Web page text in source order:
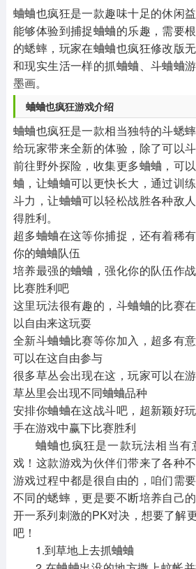
蛐蛐也疯狂是一款趣味十足的休闲
能够体验到捕捉蛐蛐的乐趣，需要
的蟋蟀，玩家在蛐蛐也疯狂修改版
和现实生活一样的抓蛐蛐、斗蛐蛐
墨画。
蛐蛐也疯狂游戏介绍
蛐蛐也疯狂是一款相当独特的斗蟋
给玩家带来全新的体验，除了可以
前往野外探险，收集更多蛐蛐，可
蛐，让蛐蛐可以更快长大，通过训
斗力，让蛐蛐可以轻松战胜各种敌
得胜利。
超多蛐蛐在这等你捕捉，还有着稀
你的蛐蛐队伍
培养最强的蛐蛐，强化你的队伍作
比赛胜利吧
这里玩法很有趣的，斗蛐蛐的比赛
以自由来这玩耍
全新斗蛐蛐比赛等你加入，超多有
可以在这自由参与
很多草丛会出现在这，玩家可以在
草丛里会出现不同蛐蛐品种
安排你蛐蛐在这战斗吧，超新颖好
手在游戏中赢下比赛胜利
蛐蛐也疯狂是一款玩法相当
戏！这款游戏为伙伴们带来了各种
游戏过程中都是很自由的，咱们需
不同的蟋蟀，更是要不断培养自己
开一系列刺激的PK对决，想要了解
吧！
1.到草地上去抓蛐蛐